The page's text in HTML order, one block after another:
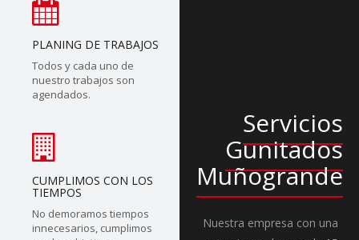
PLANING DE TRABAJOS
Todos y cada uno de
nuestro trabajos son
agendados.
CUMPLIMOS CON LOS
TIEMPOS
No demoramos tiempos
innecesarios, cumplimos
Servicios
Gunitados
Muñogrande
Nuestra empresa con una